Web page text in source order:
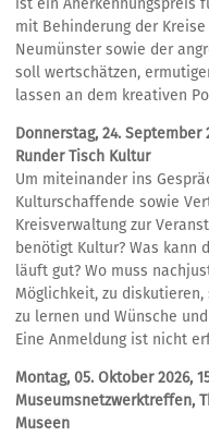
ist ein Anerkennungspreis
mit Behinderung der
Neumünster sowie der
soll wertschätzen,
lassen an dem kreativen
Donnerstag, 24. September
Runder Tisch Kultur
Um miteinander ins
Kulturschaffende sowie
Kreisverwaltung zur
benötigt Kultur? Was kann
läuft gut? Wo muss
Möglichkeit, zu
zu lernen und Wünsche
Eine Anmeldung ist nicht
Montag, 05. Oktober 2026,
Museumsnetzwerktreffen,
Museen